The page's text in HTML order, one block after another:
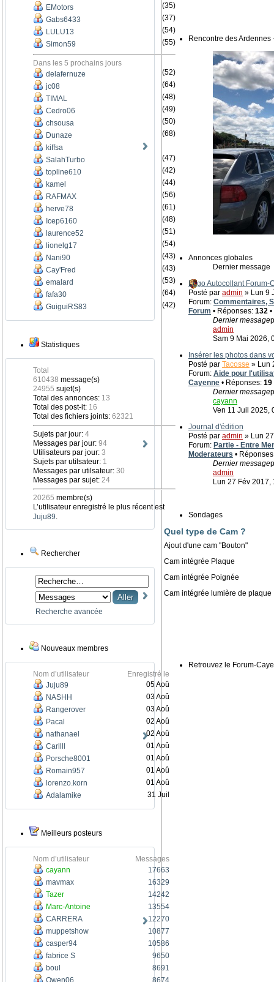
EMotors
(35)
Gabs6433
(37)
LULU13
(54)
Simon59
(55)
Dans les 5 prochains jours
delafernuze
(52)
jc08
(64)
TIMAL
(48)
Cedro06
(49)
chsousa
(50)
Dunaze
(68)
kiffsa
SalahTurbo
(47)
topline610
(42)
kamel
(44)
RAFMAX
(56)
herve78
(61)
Icep6160
(48)
laurence52
(51)
lionelg17
(54)
Nani90
(43)
Cay'Fred
(43)
emalard
(53)
fafa30
(64)
GuiguiRS83
(42)
Statistiques
Total
610438 message(s)
24955 sujet(s)
Total des annonces: 13
Total des post-it: 16
Total des fichiers joints: 62321
Sujets par jour: 4
Messages par jour: 94
Utilisateurs par jour: 3
Sujets par utilsateur: 1
Messages par utilsateur: 30
Messages par sujet: 24
20265 membre(s)
L’utilisateur enregistré le plus récent est
Juju89.
Rechercher
Recherche avancée
Nouveaux membres
Nom d’utilisateur
Enregistré le
Juju89
05 Aoû
NASHH
03 Aoû
Rangerover
03 Aoû
Pacal
02 Aoû
nathanael
02 Aoû
Carllll
01 Aoû
Porsche8001
01 Aoû
Romain957
01 Aoû
lorenzo.korn
01 Aoû
Adalamike
31 Juil
Meilleurs posteurs
Nom d’utilisateur
Messages
cayann
17663
mavmax
16329
Tazer
14242
Marc-Antoine
13554
CARRERA
12270
muppetshow
10877
casper94
10586
fabrice S
9650
boul
8691
Owen06
8674
Rencontre des
Annonces globales
Dernier message
Logo Autocollant Forum-
Posté par admin » Lun 9
Forum: Commentaires,
Forum • Réponses: 132
Dernier message
admin
Sam 9 Mai 2026,
Insérer les photos dans
Posté par Tacosse » Lun
Forum: Aide pour
Cayenne • Réponses: 19
Dernier message
cayann
Ven 11 Juil 2025,
Journal d'édition
Posté par admin » Lun
Forum: Partie - Entre
Moderateurs •
Dernier message
admin
Lun 27 Fév 2017,
Sondages
Quel type de Cam ?
Ajout d'une cam "Bouton"
Cam intégrée Plaque
Cam intégrée Poignée
Cam intégrée lumière de plaque
Retrouvez le Forum-